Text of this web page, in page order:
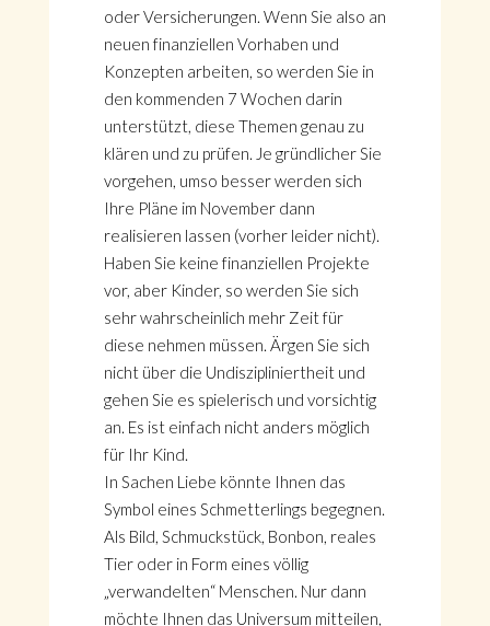
oder Versicherungen. Wenn Sie also an
neuen finanziellen Vorhaben und
Konzepten arbeiten, so werden Sie in
den kommenden 7 Wochen darin
unterstützt, diese Themen genau zu
klären und zu prüfen. Je gründlicher Sie
vorgehen, umso besser werden sich
Ihre Pläne im November dann
realisieren lassen (vorher leider nicht).
Haben Sie keine finanziellen Projekte
vor, aber Kinder, so werden Sie sich
sehr wahrscheinlich mehr Zeit für
diese nehmen müssen. Ärgen Sie sich
nicht über die Undiszipliniertheit und
gehen Sie es spielerisch und vorsichtig
an. Es ist einfach nicht anders möglich
für Ihr Kind.
In Sachen Liebe könnte Ihnen das
Symbol eines Schmetterlings begegnen.
Als Bild, Schmuckstück, Bonbon, reales
Tier oder in Form eines völlig
„verwandelten“ Menschen. Nur dann
möchte Ihnen das Universum mitteilen,